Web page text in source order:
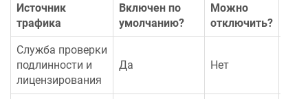
Источник
трафика
Включен по
умолчанию?
Можно
отключить?
Служба проверки
подлинности и
лицензирования
Да Нет